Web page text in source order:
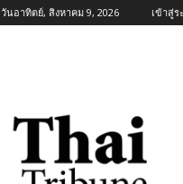
วันอาทิตย์, สิงหาคม 9, 2026 เข้าสู่